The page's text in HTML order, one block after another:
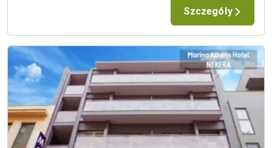
Grecja jest kwintesencją regionu śródziemnomorskiego -
piękne plaże, lazurowa woda, długie biesiady i gościnni
mieszkańcy co roku kuszą tysiące turystów poszukujących
niezapomnianych wakacji. To właśnie tutaj swój początek
miała kultura współczesnej cywilizacji europejskiej,
narodziła się demokracja i filozofia, a z pieniących się fal
wyłoniła się najpiękniejsza kobieta na świecie - Afrodyta.
Stąpając po uliczkach starożytnych miast niemal
Szczegóły